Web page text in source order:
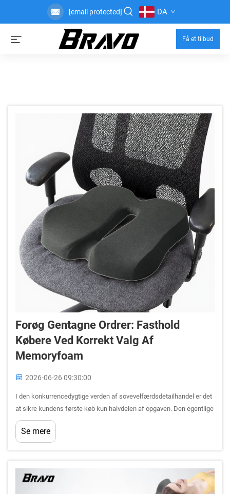
[email protected] DA
Få et tilbud
Forøg Gentagne Ordrer: Fasthold
Købere Ved Korrekt Valg Af
Memoryfoam
2026-06-26 09:30:00
I den konkurrencedygtige verden af sovevelfærdsdetailhandel er det
at sikre kundens første køb kun halvdelen af opgaven. Den egentlige
udfordring – og den egentlige mulighed – ligger i at omdanne denne
én-gangs-køber til en loyal, gentagende kunde. For B2B-
Se mere